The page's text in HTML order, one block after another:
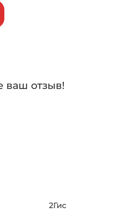
ваш отзыв!
2Гис